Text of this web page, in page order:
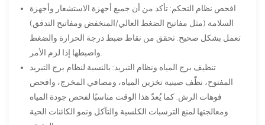
افحص نظام التحكم: تأكد من أن جميع أجهزة الاستشعار وأجهزة
السلامة (مثل مفاتيح الضغط العالي/المنخفض ومفاتيح التدفق)
تعمل بشكل صحيح. تحقق من نقاط ضبط درجة الحرارة والضغط
واضبطها إذا لزم الأمر.
تنظيف برج المياه ونظام التبريد: بالنسبة لنظام برج التبريد
المفتوح، نظّف صينية تخزين المياه، ومصافي المخرج، وافحص
فوهات الرش. كما يُعدّ هذا الوقت مناسبًا لفحص جودة المياه
ومعالجتها لمنع الترسبات الكلسية والتآكل ونمو الكائنات الحية